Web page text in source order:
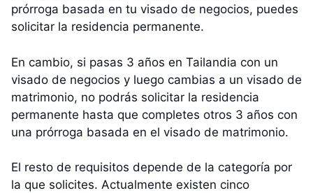
prórroga basada en tu visado de negocios, puedes
solicitar la residencia permanente.
En cambio, si pasas 3 años en Tailandia con un
visado de negocios y luego cambias a un visado de
matrimonio, no podrás solicitar la residencia
permanente hasta que completes otros 3 años con
una prórroga basada en el visado de matrimonio.
El resto de requisitos depende de la categoría por
la que solicites. Actualmente existen cinco